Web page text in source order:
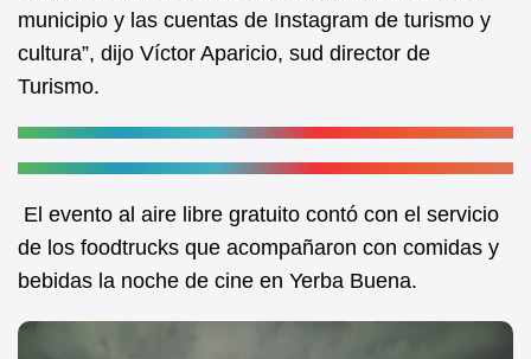
municipio y las cuentas de Instagram de turismo y
cultura”, dijo Víctor Aparicio, sud director de
Turismo.
El evento al aire libre gratuito contó con el servicio
de los foodtrucks que acompañaron con comidas y
bebidas la noche de cine en Yerba Buena.